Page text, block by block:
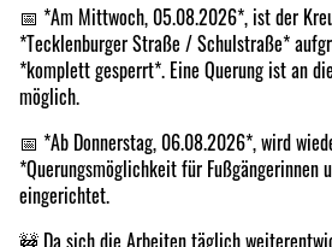
📅 *Am Mittwoch, 05.08.2026*, ist der
*Tecklenburger Straße / Schulstraße*
*komplett gesperrt*. Eine Querung ist an
möglich.
📅 *Ab Donnerstag, 06.08.2026*, wird
*Querungsmöglichkeit für Fußgängerinnen
eingerichtet.
🚧 Da sich die Arbeiten täglich